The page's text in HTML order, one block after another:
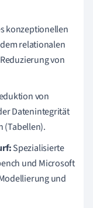
konzeptionellen
relationalen
von
von
Datenintegrität
(Tabellen).
Spezialisierte
und Microsoft
und